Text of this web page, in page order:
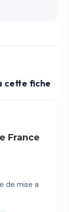
cette fiche
France
de mise a